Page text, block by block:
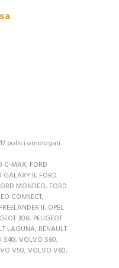
pollici omologati
C-MAX, FORD
GALAXY II, FORD
MONDEO, FORD
CONNECT,
II, OPEL
308, PEUGEOT
LAGUNA, RENAULT
S40, VOLVO S60,
V50, VOLVO V60,